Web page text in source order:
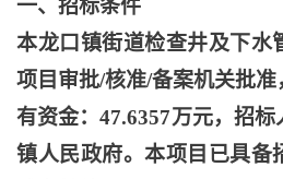
一、招标条件
本龙口镇街道检查井及下水
项目审批/核准/备案机关批准
有资金：47.6357万元，招标
镇人民政府。本项目已具备